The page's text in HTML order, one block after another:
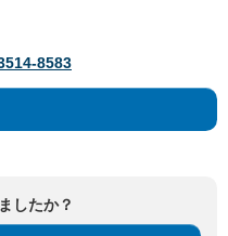
8583
したか？